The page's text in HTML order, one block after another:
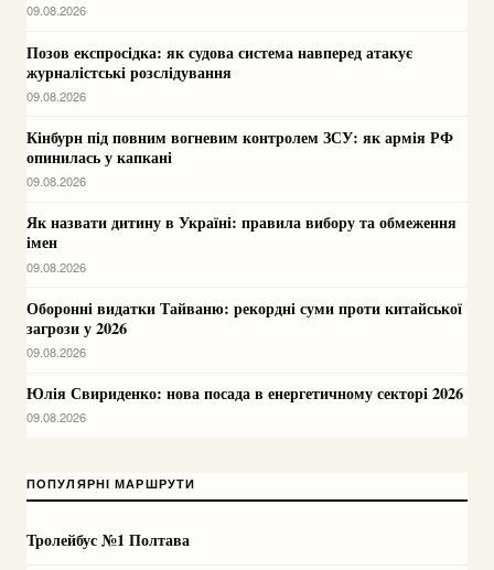
09.08.2026
Позов експросідка: як судова система навперед атакує
журналістські розслідування
09.08.2026
Кінбурн під повним вогневим контролем ЗСУ: як армія РФ
опинилась у капкані
09.08.2026
Як назвати дитину в Україні: правила вибору та обмеження
імен
09.08.2026
Оборонні видатки Тайваню: рекордні суми проти китайської
загрози у 2026
09.08.2026
Юлія Свириденко: нова посада в енергетичному секторі 2026
09.08.2026
ПОПУЛЯРНІ МАРШРУТИ
Тролейбус №1 Полтава